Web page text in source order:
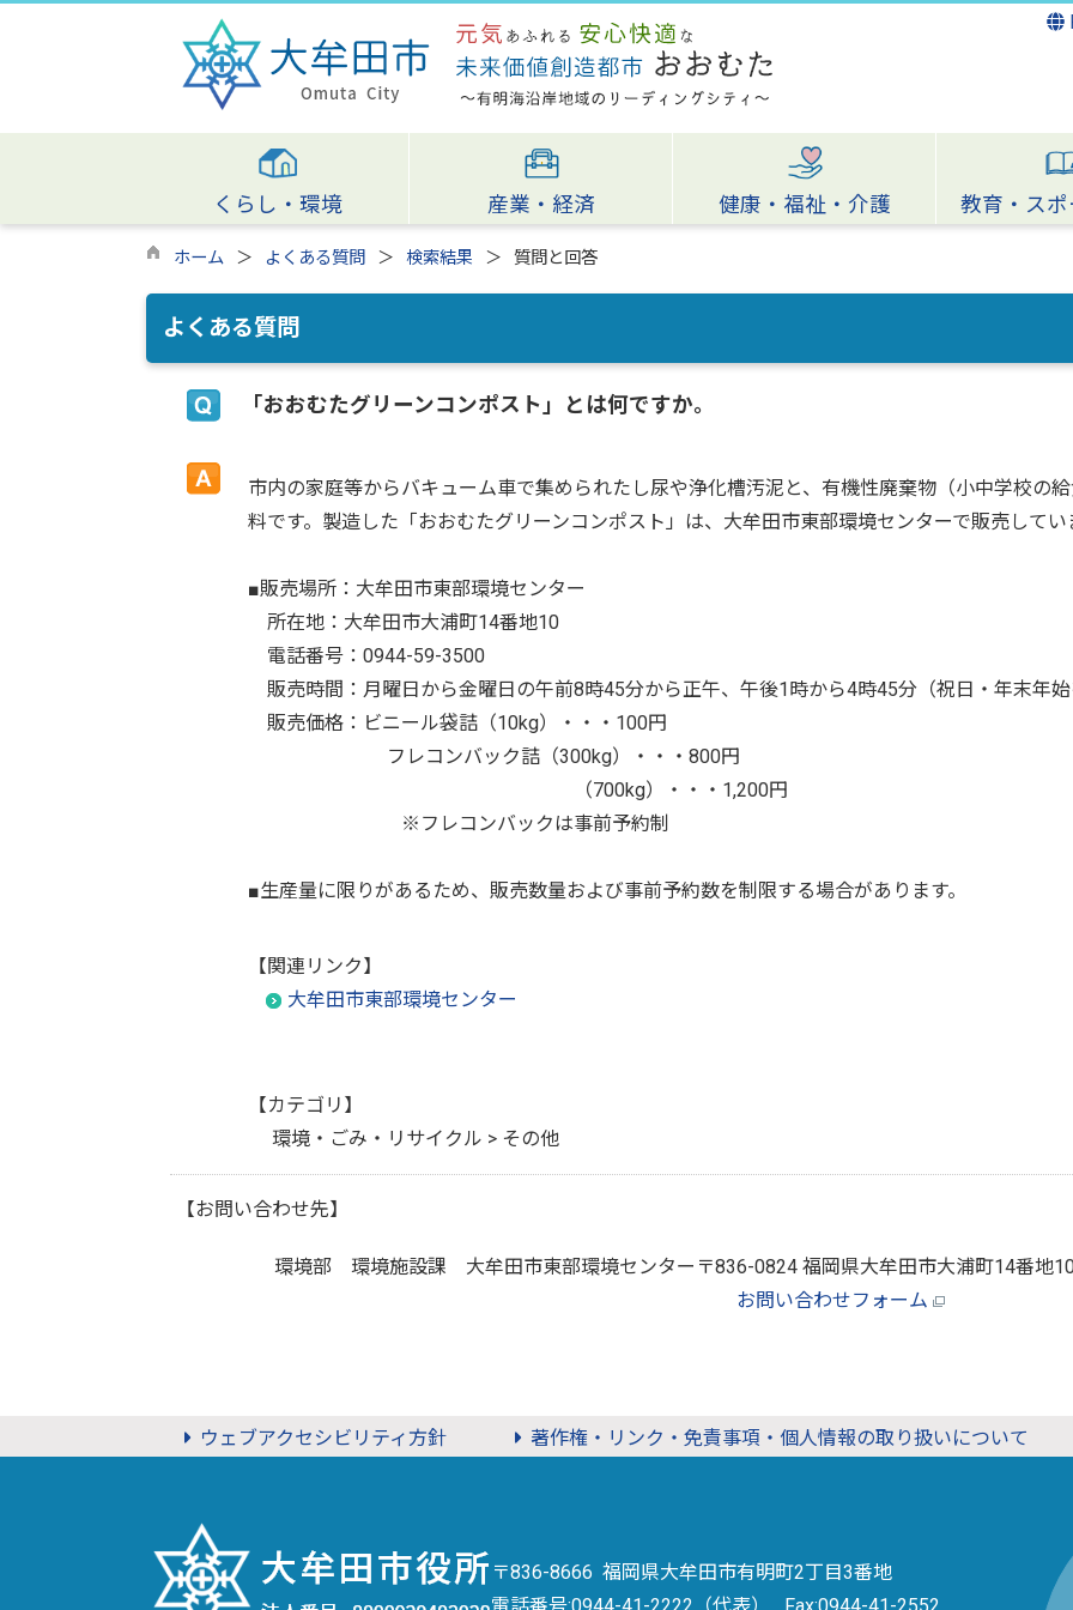
くらし・環境 産業・経済 健康・福祉・介護 教育・ス
ホーム よくある質問 検索結果 質問と回答
よくある質問
「おおむたグリーンコンポスト」とは何ですか。
市内の家庭等からバキューム車で集められたし尿や浄化槽汚泥と、有機性廃棄物（小中学校の
料です。製造した「おおむたグリーンコンポスト」は、大牟田市東部環境センターで販売してい
■販売場所：大牟田市東部環境センター
所在地：大牟田市大浦町14番地10
電話番号：0944-59-3500
販売時間：月曜日から金曜日の午前8時45分から正午、午後1時から4時45分（祝日・年末年始
販売価格：ビニール袋詰（10kg）・・・100円
フレコンバック詰（300kg）・・・800円
（700kg）・・・1,200円
※フレコンバックは事前予約制
■生産量に限りがあるため、販売数量および事前予約数を制限する場合があります。
【関連リンク】
大牟田市東部環境センター
【カテゴリ】
環境・ごみ・リサイクル > その他
【お問い合わせ先】
環境部 環境施設課 大牟田市東部環境センター 〒836-0824 福岡県大牟田市大浦町14番地
お問い合わせフォーム
ウェブアクセシビリティ方針 著作権・リンク・免責事項・個人情報の取り扱いについて
〒836-8666 福岡県大牟田市有明町2丁目3番地
電話番号:0944-41-2222（代表） Fax:0944-41-2552